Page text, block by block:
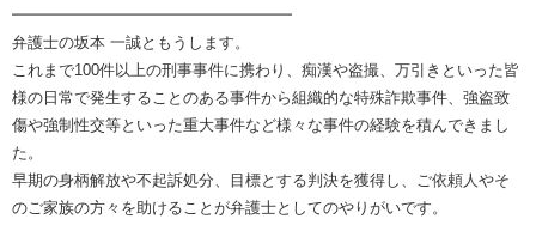
━━━━━━━━━━━━━━━━━━
弁護士の坂本 一誠ともうします。
これまで100件以上の刑事事件に携わり、痴漢や盗撮、万引きといった皆
様の日常で発生することのある事件から組織的な特殊詐欺事件、強盗致
傷や強制性交等といった重大事件など様々な事件の経験を積んできまし
た。
早期の身柄解放や不起訴処分、目標とする判決を獲得し、ご依頼人やそ
のご家族の方々を助けることが弁護士としてのやりがいです。